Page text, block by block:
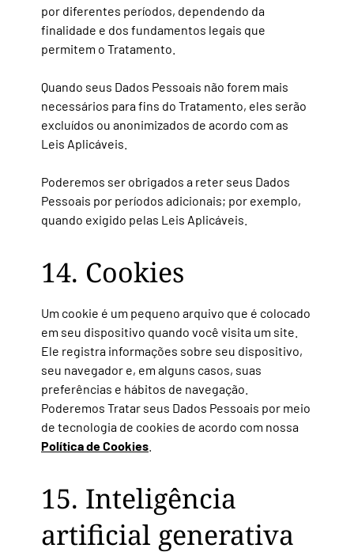
por diferentes períodos, dependendo da
finalidade e dos fundamentos legais que
permitem o Tratamento.
Quando seus Dados Pessoais não forem mais
necessários para fins do Tratamento, eles serão
excluídos ou anonimizados de acordo com as
Leis Aplicáveis.
Poderemos ser obrigados a reter seus Dados
Pessoais por períodos adicionais; por exemplo,
quando exigido pelas Leis Aplicáveis.
14. Cookies
Um cookie é um pequeno arquivo que é colocado
em seu dispositivo quando você visita um site.
Ele registra informações sobre seu dispositivo,
seu navegador e, em alguns casos, suas
preferências e hábitos de navegação.
Poderemos Tratar seus Dados Pessoais por meio
de tecnologia de cookies de acordo com nossa
Política de Cookies
15. Inteligência
artificial generativa